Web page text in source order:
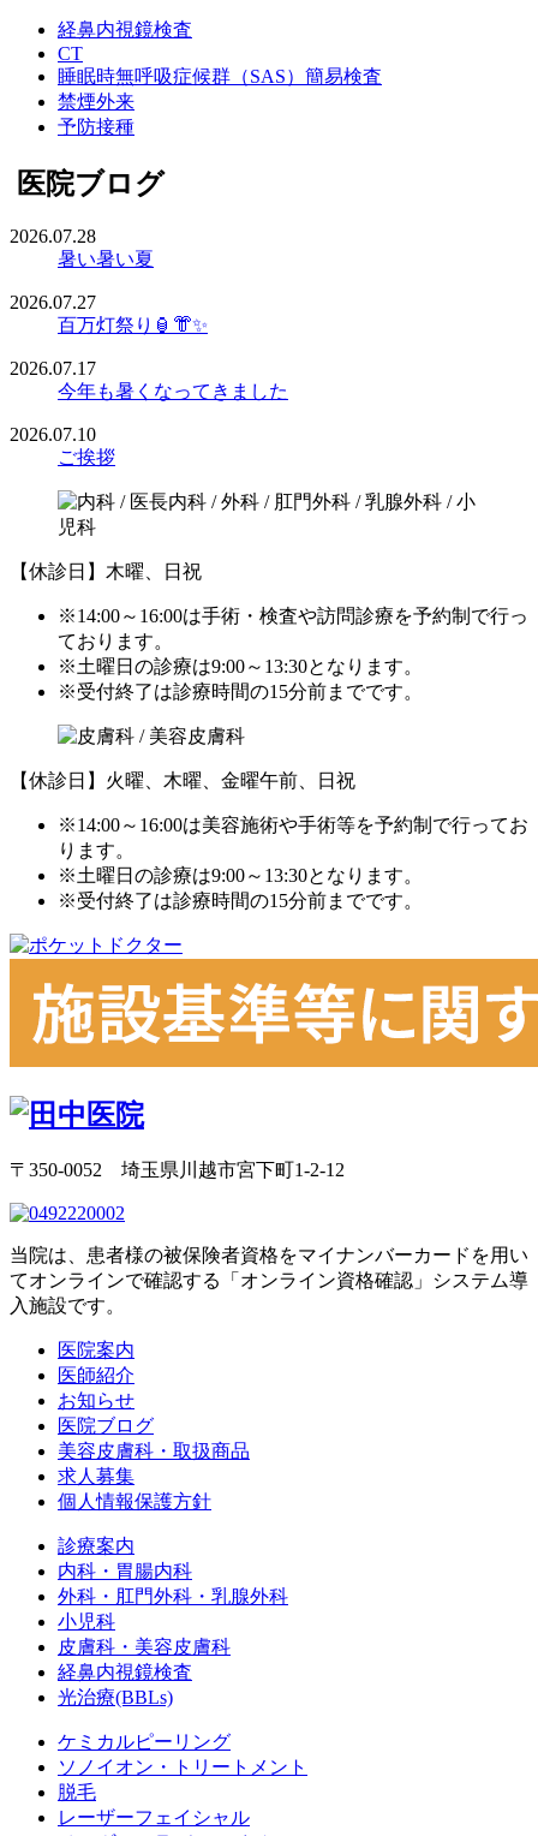
経鼻内視鏡検査
CT
睡眠時無呼吸症候群（SAS）簡易検査
禁煙外来
予防接種
医院ブログ
2026.07.28
暑い暑い夏
2026.07.27
百万灯祭り🏮👘✨
2026.07.17
今年も暑くなってきました
2026.07.10
ご挨拶
【休診日】木曜、日祝
※14:00～16:00は手術・検査や訪問診療を予約制で行っ
ております。
※土曜日の診療は9:00～13:30となります。
※受付終了は診療時間の15分前までです。
【休診日】火曜、木曜、金曜午前、日祝
※14:00～16:00は美容施術や手術等を予約制で行ってお
ります。
※土曜日の診療は9:00～13:30となります。
※受付終了は診療時間の15分前までです。
〒350-0052 埼玉県川越市宮下町1-2-12
当院は、患者様の被保険者資格をマイナンバーカードを用い
てオンラインで確認する「オンライン資格確認」システム導
入施設です。
医院案内
医師紹介
お知らせ
医院ブログ
美容皮膚科・取扱商品
求人募集
個人情報保護方針
診療案内
内科・胃腸内科
外科・肛門外科・乳腺外科
小児科
皮膚科・美容皮膚科
経鼻内視鏡検査
光治療(BBLs)
ケミカルピーリング
ソノイオン・トリートメント
脱毛
レーザーフェイシャル